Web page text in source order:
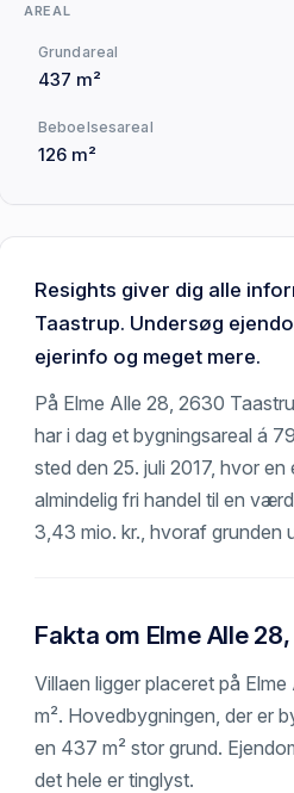
AREAL
Grundareal
437 m²
Beboelsesareal
126 m²
Resights giver dig alle
Taastrup. Undersøg
ejerinfo og meget mere.
På Elme Alle 28, 2630
har i dag et bygningsareal á
sted den 25. juli 2017, hvor
almindelig fri handel til en
3,43 mio. kr., hvoraf grunden
Fakta om Elme Alle
Villaen ligger placeret på
m². Hovedbygningen, der er
en 437 m² stor grund.
det hele er tinglyst.